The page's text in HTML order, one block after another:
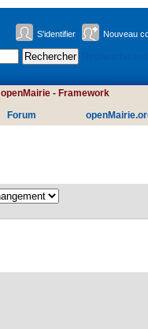
S'identifier Nouveau
openMairie - Framework
Forum